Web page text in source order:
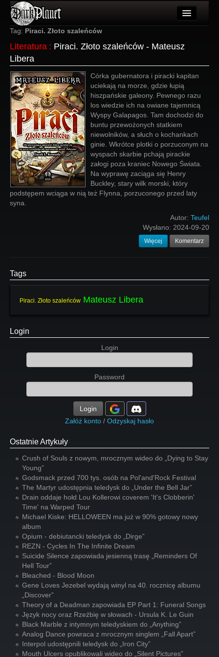
Artykuły
Użytkownicy
Wydarzenia
Galeria
Forum
Więcej
Login
Tag: Piraci. Złoto szaleńców
Literatura : Piraci. Złoto szaleńców - Mateusz
Libera
Córka gubernatora i piracki kapitan
uciekają na morze, gdzie łupią
hiszpańskie galeony. Pewnego razu
los wiedzie ich na owiane tajemnicą
Wyspy Galapagos. Tam dochodzi do
buntu przewożonych statkiem
niewolników, a słuch o kochankach
ginie. Wkrótce plotki o porzuconym na
wyspach skarbie pchają pirackie
załogi poza kraniec Nowego Świata.
Na wyprawę zaciąga się Henry
Buckley, stary wilk morski, który
podstępem wciąga w nią też Flynna, porzuconego przed laty
syna.
Autor: Teufel
Wysłano: 2024-09-20
Więcej Komentarz
Tags
Piraci. Złoto szaleńców Mateusz Libera
Login
Login
Password
Login
Załóż konto / Odzyskaj hasło
Ostatnie Artykuły
Crush of Souls z nowym, mrocznym wideo do „Dying to Stay
Young”
Godsmack przed 700 tys. osób na Pol'and'Rock Festival
The Martyr udostępnia teledysk do „Under the Bell Jar”
Drain oddaje hołd Lou Kollerowi coverem 'It's Clobberin'
Time' na Warped Tour
Michael Kiske: HELLOWEEN ma już w 90% gotowy nowy
album
Opium - debiutancki teledysk do „Dirge”
REZN - Cycles In The Infinite Dream
Suicide Silence zapowiada jesienną trasę „Reminders Of
Hell Tour”
Bleached - Blood Moon
Gene Loves Jezebel wydają winyl na 40. rocznicę albumu
„Discover”
Theory of a Deadman zapowiada EP Part 1: Funeral Songs
Język nocy oraz Rzeźbię w słowach - Ursula K. Le Guin
Black Marble z intymnym teledyskiem do „Anything”
Analog Dance powraca z mrocznym singlem „Fall Apart”
Interpol udostępnili teledysk do „Iron City”
Mouth Ulcers opublikowali wideo do „Silent Pictures”